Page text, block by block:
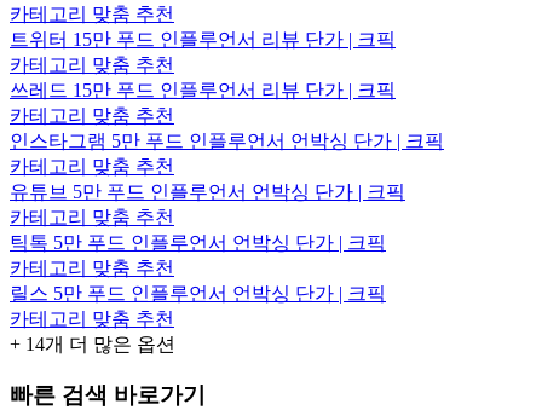
카테고리 맞춤 추천
트위터 15만 푸드 인플루언서 리뷰 단가 | 크픽
카테고리 맞춤 추천
쓰레드 15만 푸드 인플루언서 리뷰 단가 | 크픽
카테고리 맞춤 추천
인스타그램 5만 푸드 인플루언서 언박싱 단가 | 크픽
카테고리 맞춤 추천
유튜브 5만 푸드 인플루언서 언박싱 단가 | 크픽
카테고리 맞춤 추천
틱톡 5만 푸드 인플루언서 언박싱 단가 | 크픽
카테고리 맞춤 추천
릴스 5만 푸드 인플루언서 언박싱 단가 | 크픽
카테고리 맞춤 추천
+ 14개 더 많은 옵션
빠른 검색 바로가기